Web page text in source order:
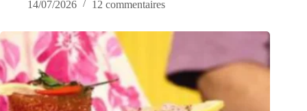
14/07/2026
12 commentaires